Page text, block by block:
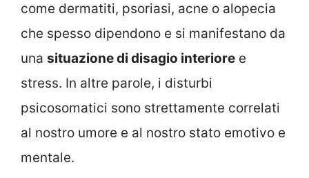
come dermatiti, psoriasi, acne o alopecia
che spesso dipendono e si manifestano da
una situazione di disagio interiore e
stress. In altre parole, i disturbi
psicosomatici sono strettamente correlati
al nostro umore e al nostro stato emotivo e
mentale.